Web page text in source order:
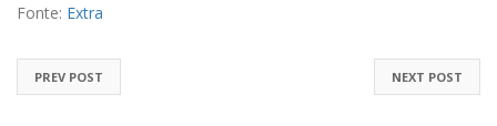
Fonte: Extra
NEXT POST
PREV POST